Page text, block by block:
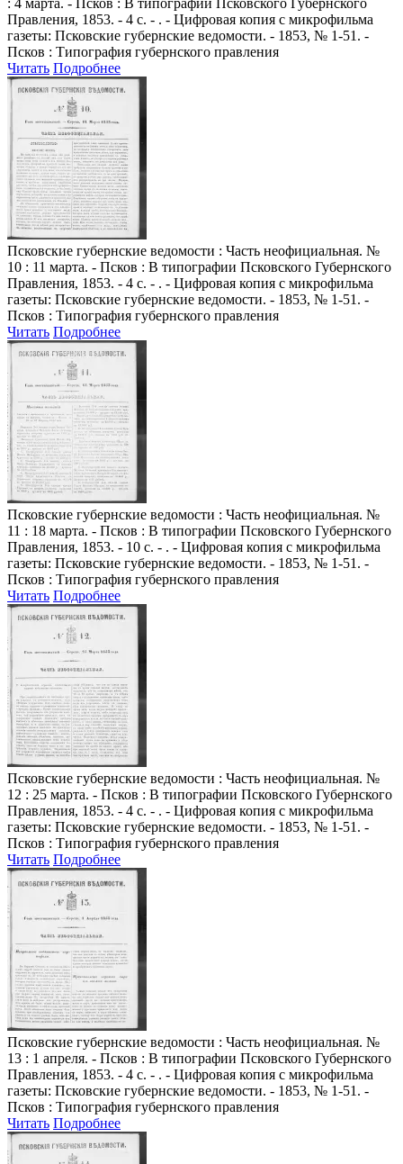
Правления, 1853. - 4 с. - . - Цифровая копия с микрофильма
газеты: Псковские губернские ведомости. - 1853, № 1-51. -
Псков : Типография губернского правления
Читать Подробнее
Псковские губернские ведомости : Часть неофициальная. №
10 : 11 марта. - Псков : В типографии Псковского Губернского
Правления, 1853. - 4 с. - . - Цифровая копия с микрофильма
газеты: Псковские губернские ведомости. - 1853, № 1-51. -
Псков : Типография губернского правления
Читать Подробнее
Псковские губернские ведомости : Часть неофициальная. №
11 : 18 марта. - Псков : В типографии Псковского Губернского
Правления, 1853. - 10 с. - . - Цифровая копия с микрофильма
газеты: Псковские губернские ведомости. - 1853, № 1-51. -
Псков : Типография губернского правления
Читать Подробнее
Псковские губернские ведомости : Часть неофициальная. №
12 : 25 марта. - Псков : В типографии Псковского Губернского
Правления, 1853. - 4 с. - . - Цифровая копия с микрофильма
газеты: Псковские губернские ведомости. - 1853, № 1-51. -
Псков : Типография губернского правления
Читать Подробнее
Псковские губернские ведомости : Часть неофициальная. №
13 : 1 апреля. - Псков : В типографии Псковского Губернского
Правления, 1853. - 4 с. - . - Цифровая копия с микрофильма
газеты: Псковские губернские ведомости. - 1853, № 1-51. -
Псков : Типография губернского правления
Читать Подробнее